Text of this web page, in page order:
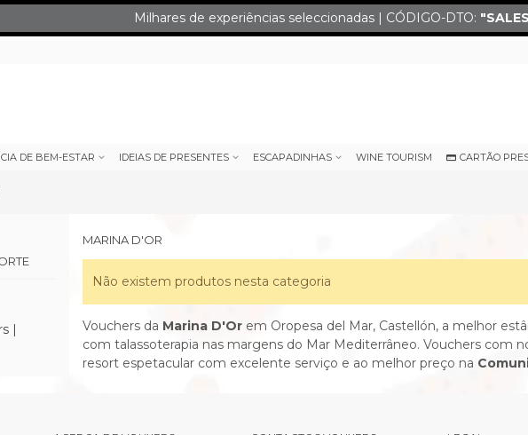
Milhares de experiências seleccionadas | CÓDIGO-DTO:
DE BEM-ESTAR IDEIAS DE PRESENTES ESCAPADINHAS WINE TOURISM CARTÃO
|
MARINA D'OR
Não existem produtos nesta categoria
Vouchers da Marina D'Or em Oropesa del Mar, Castellón, a melhor
com talassoterapia nas margens do Mar Mediterrâneo. Vouchers com
resort espetacular com excelente serviço e ao melhor preço na